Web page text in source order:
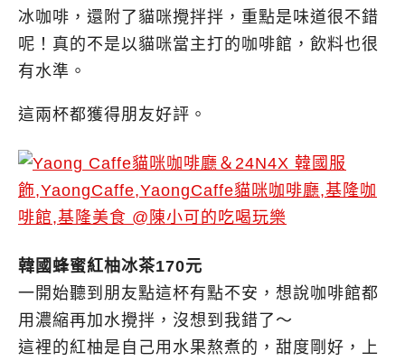
冰咖啡，還附了貓咪攪拌拌，重點是味道很不錯
呢！真的不是以貓咪當主打的咖啡館，飲料也很
有水準。
這兩杯都獲得朋友好評。
韓國蜂蜜紅柚冰茶170元
一開始聽到朋友點這杯有點不安，想說咖啡館都
用濃縮再加水攪拌，沒想到我錯了～
這裡的紅柚是自己用水果熬煮的，甜度剛好，上